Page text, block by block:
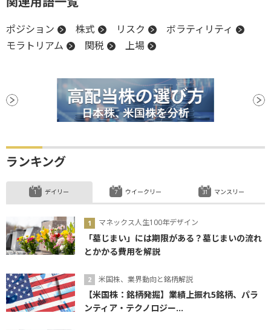
ポジション 株式 リスク
ボラティリティ
モラトリアム
関税 上場
ランキング
デイリー
マネックス人生100年デザイン
「墓じまい」には期限がある？墓じまいの流れ
とかかる費用を解説
米国株、業界動向と銘柄解説
【米国株：銘柄発掘】業績上振れ5銘柄、パラ
ンティア・テクノロジー...
ウイークリー マンスリー